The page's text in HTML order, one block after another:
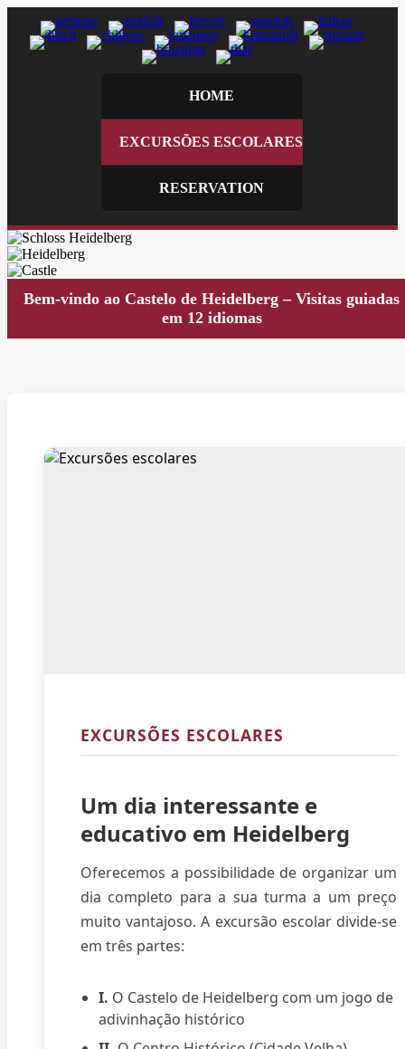
HOME
EXCURSÕES ESCOLARES
RESERVATION
Bem-vindo ao Castelo de Heidelberg – Visitas guiadas
em 12 idiomas
EXCURSÕES ESCOLARES
Um dia interessante e
educativo em Heidelberg
Oferecemos a possibilidade de organizar um
dia completo para a sua turma a um preço
muito vantajoso. A excursão escolar divide-se
em três partes:
I. O Castelo de Heidelberg com um jogo de
adivinhação histórico